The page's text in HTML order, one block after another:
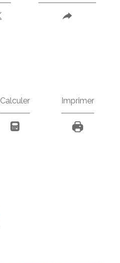
Calculer Imprimer